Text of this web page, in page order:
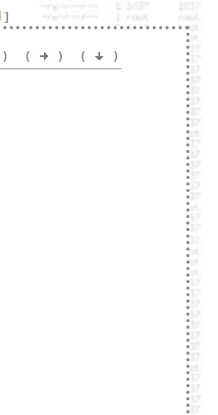
]
) ( ) ( )